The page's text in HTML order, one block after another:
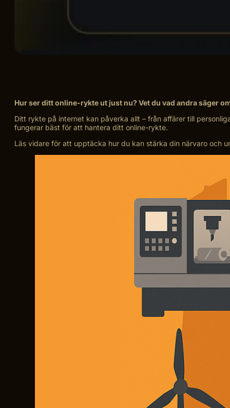
Hur ser ditt online-rykte ut just nu? Vet du vad andra säger
Ditt rykte på internet kan påverka allt – från affärer till
fungerar bäst för att hantera ditt online-rykte.
Läs vidare för att upptäcka hur du kan stärka din närvaro och